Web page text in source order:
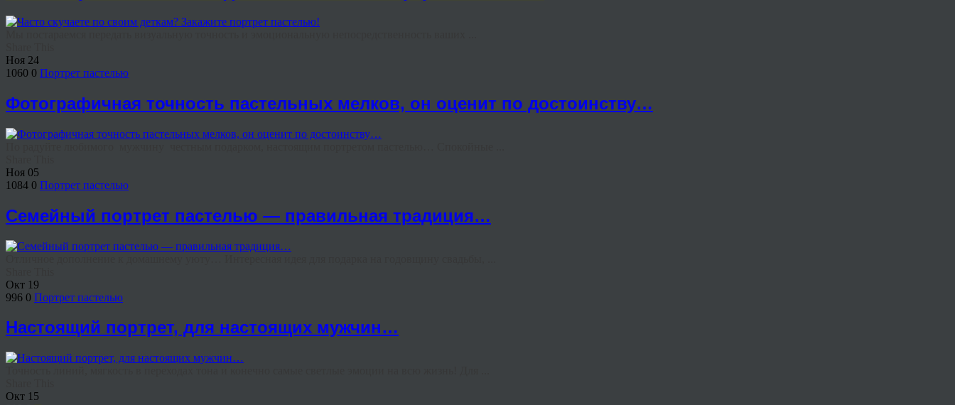
Ноя 24
1060 0 Портрет пастелью
Фотографичная точность пастельных мелков, он оценит по достоинству…
Ноя 05
1084 0 Портрет пастелью
Семейный портрет пастелью — правильная традиция…
Окт 19
996 0 Портрет пастелью
Настоящий портрет, для настоящих мужчин…
Окт 15